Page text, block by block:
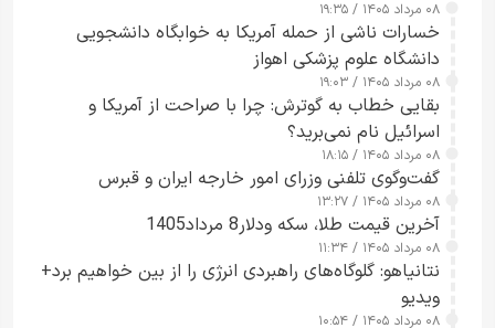
۰۸ مرداد ۱۴۰۵ / ۱۹:۳۵
خسارات ناشی از حمله آمریکا به خوابگاه دانشجویی
دانشگاه علوم پزشکی اهواز
۰۸ مرداد ۱۴۰۵ / ۱۹:۰۳
بقایی خطاب به گوترش: چرا با صراحت از آمریکا و
اسرائیل نام نمی‌برید؟
۰۸ مرداد ۱۴۰۵ / ۱۸:۱۵
گفت‌وگوی تلفنی وزرای امور خارجه ایران و قبرس
۰۸ مرداد ۱۴۰۵ / ۱۳:۲۷
آخرین قیمت طلا، سکه ودلار8 مرداد1405
۰۸ مرداد ۱۴۰۵ / ۱۱:۳۴
نتانیاهو: گلوگاه‌های راهبردی انرژی را از بین خواهیم برد+
ویدیو
۰۸ مرداد ۱۴۰۵ / ۱۰:۵۴